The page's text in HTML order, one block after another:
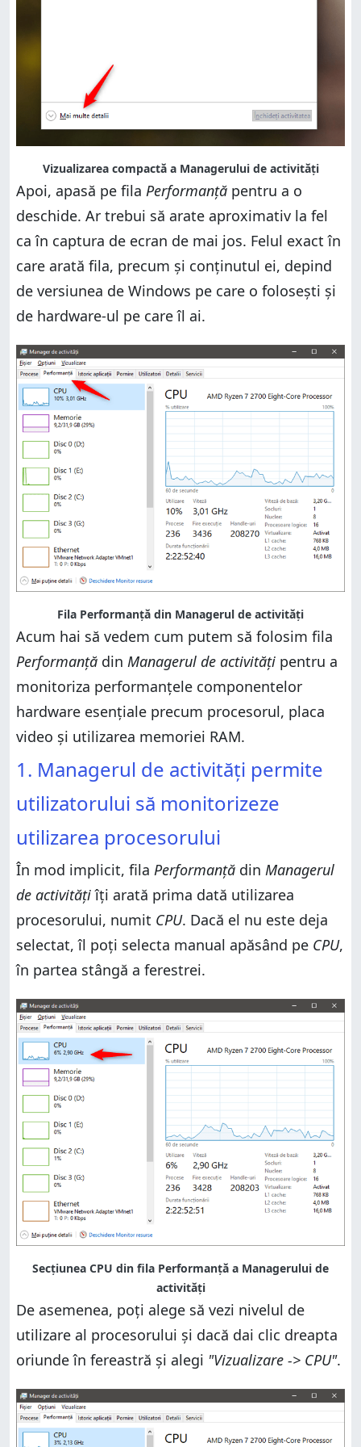
Vizualizarea compactă a Managerului de activități
Apoi, apasă pe fila Performanță pentru a o
deschide. Ar trebui să arate aproximativ la fel
ca în captura de ecran de mai jos. Felul exact în
care arată fila, precum și conținutul ei, depind
de versiunea de Windows pe care o folosești și
de hardware-ul pe care îl ai.
Fila Performanță din Managerul de activități
Acum hai să vedem cum putem să folosim fila
Performanță din Managerul de activități pentru a
monitoriza performanțele componentelor
hardware esențiale precum procesorul, placa
video și utilizarea memoriei RAM.
1. Managerul de activități permite
utilizatorului să monitorizeze
utilizarea procesorului
În mod implicit, fila Performanță din Managerul
de activitățiîți arată prima dată utilizarea
procesorului, numit CPU. Dacă el nu este deja
selectat, îl poți selecta manual apăsând pe CPU,
în partea stângă a ferestrei.
Secțiunea CPU din fila Performanță a Managerului de
activități
De asemenea, poți alege să vezi nivelul de
utilizare al procesorului și dacă dai clic dreapta
oriunde în fereastră și alegi "Vizualizare -> CPU".